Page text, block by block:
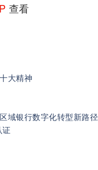
查看
大精神
域银行数字化转型新路径
证